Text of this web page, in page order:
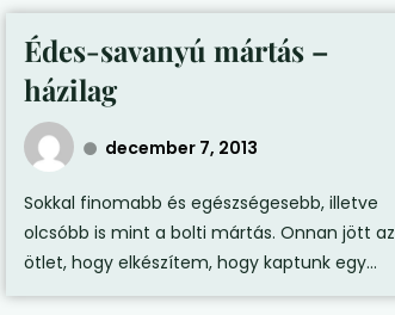
Édes-savanyú mártás –
házilag
december 7, 2013
Sokkal finomabb és egészségesebb, illetve
olcsóbb is mint a bolti mártás. Onnan jött az
ötlet, hogy elkészítem, hogy kaptunk egy...